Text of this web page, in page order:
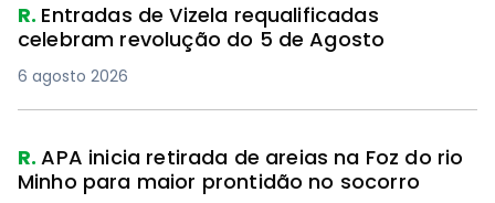
R. Entradas de Vizela requalificadas
celebram revolução do 5 de Agosto
6 agosto 2026
R.APA inicia retirada de areias na Foz do rio
Minho para maior prontidão no socorro